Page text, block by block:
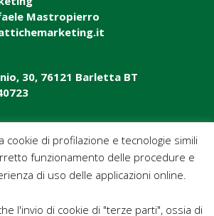
Mastropierro
30, 76121 Barletta BT
cookie di profilazione e tecnologie simili
funzionamento delle procedure e
di uso delle applicazioni online.
l'invio di cookie di "terze parti", ossia di